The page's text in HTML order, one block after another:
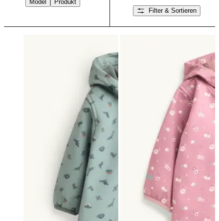
Festliche Babymode Schneeanzüge
Model
Produkt
Filter & Sortieren